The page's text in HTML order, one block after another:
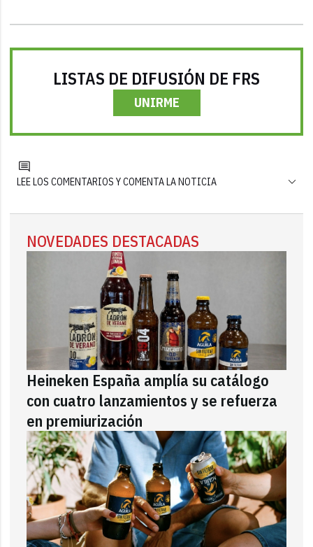
LISTAS DE DIFUSIÓN DE FRS
UNIRME
LEE LOS COMENTARIOS Y COMENTA LA NOTICIA
NOVEDADES DESTACADAS
Heineken España amplía su catálogo
con cuatro lanzamientos y se refuerza
en premiurización